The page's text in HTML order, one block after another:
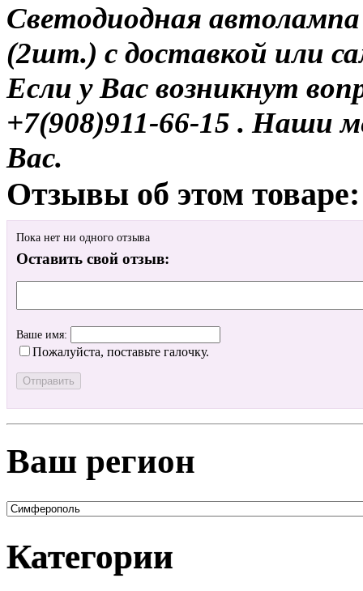
Светодиодная
(2шт.) с доставкой или
Если у Вас возникнут
+7(908)911-66-15 . Наши
Вас.
Отзывы об этом товаре:
Пока нет ни одного отзыва
Оставить свой отзыв:
Ваше имя:
Пожалуйста, поставьте галочку.
Ваш регион
Категории